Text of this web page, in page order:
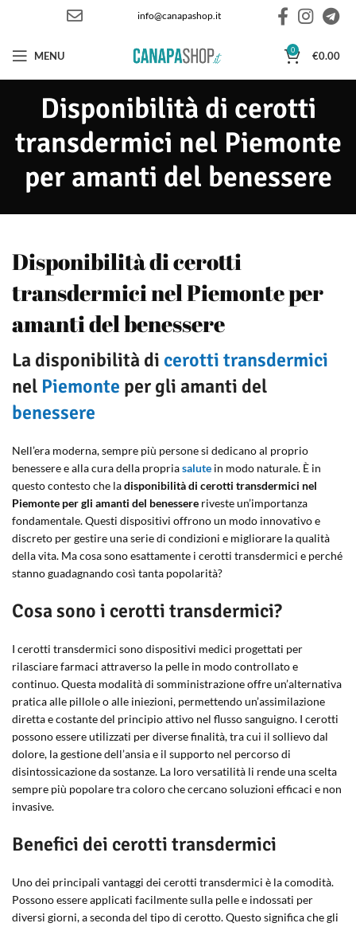
info@canapashop.it
MENU 0 €0.00
Disponibilità di cerotti
transdermici nel Piemonte
per amanti del benessere
Disponibilità di cerotti
transdermici nel Piemonte per
amanti del benessere
La disponibilità di cerotti transdermici
nel Piemonte per gli amanti del
benessere
Nell’era moderna, sempre più persone si dedicano al proprio
benessere e alla cura della propriasalute in modo naturale. È in
questo contesto che ladisponibilità di cerotti transdermici nel
Piemonte per gli amanti del benessere riveste un’importanza
fondamentale. Questi dispositivi offrono un modo innovativo e
discreto per gestire una serie di condizioni e migliorare la qualità
della vita. Ma cosa sono esattamente i cerotti transdermici e perché
stanno guadagnando così tanta popolarità?
Cosa sono i cerotti transdermici?
I cerotti transdermici sono dispositivi medici progettati per
rilasciare farmaci attraverso la pelle in modo controllato e
continuo. Questa modalità di somministrazione offre un’alternativa
pratica alle pillole o alle iniezioni, permettendo un’assimilazione
diretta e costante del principio attivo nel flusso sanguigno. I cerotti
possono essere utilizzati per diverse finalità, tra cui il sollievo dal
dolore, la gestione dell’ansia e il supporto nel percorso di
disintossicazione da sostanze. La loro versatilità li rende una scelta
sempre più popolare tra coloro che cercano soluzioni efficaci e non
invasive.
Benefici dei cerotti transdermici
Uno dei principali vantaggi dei cerotti transdermici è la comodità.
Possono essere applicati facilmente sulla pelle e indossati per
diversi giorni, a seconda del tipo di cerotto. Questo significa che gli